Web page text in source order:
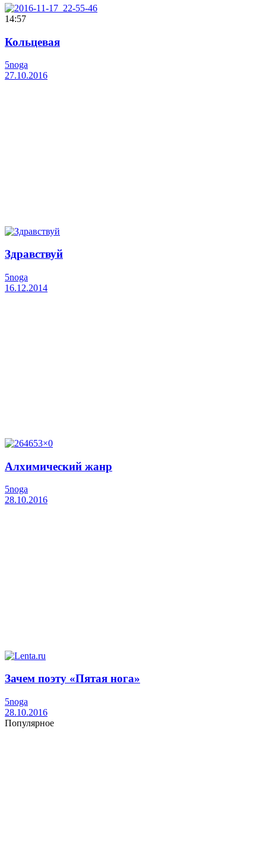
14:57
Кольцевая
5noga
27.10.2016
Здравствуй
5noga
16.12.2014
Алхимический жанр
5noga
28.10.2016
Зачем поэту «Пятая нога»
5noga
28.10.2016
Популярное